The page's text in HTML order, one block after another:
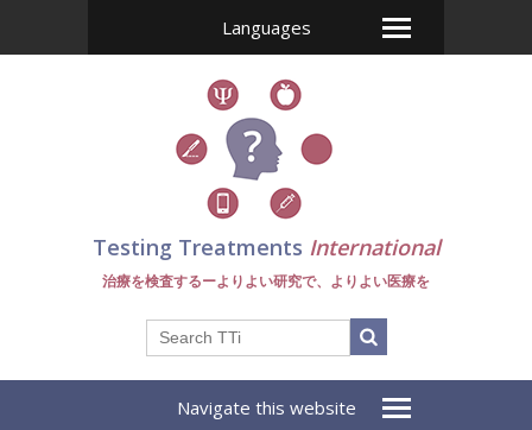
Languages
Testing Treatments International
治療を検査するーよりよい研究で、よりよい医療を
Navigate this website